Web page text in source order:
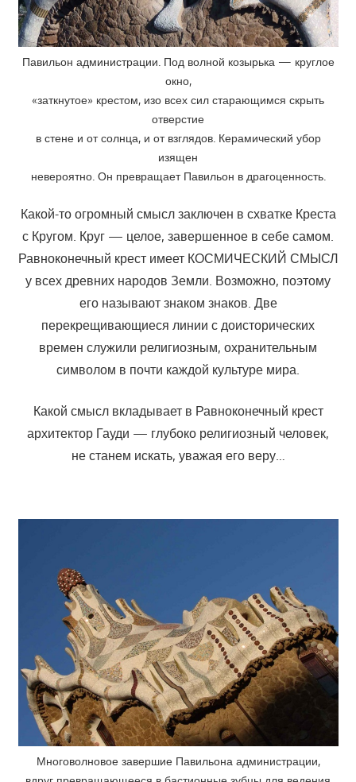
Павильон администрации. Под волной козырька — круглое
окно,
«заткнутое» крестом, изо всех сил старающимся скрыть
отверстие
в стене и от солнца, и от взглядов. Керамический убор
изящен
невероятно. Он превращает Павильон в драгоценность.
Какой-то огромный смысл заключен в схватке Креста
с Кругом. Круг — целое, завершенное в себе самом.
Равноконечный крест имеет КОСМИЧЕСКИЙ СМЫСЛ
у всех древних народов Земли. Возможно, поэтому
его называют знаком знаков. Две
перекрещивающиеся линии с доисторических
времен служили религиозным, охранительным
символом в почти каждой культуре мира.
Какой смысл вкладывает в Равноконечный крест
архитектор Гауди — глубоко религиозный человек,
не станем искать, уважая его веру…
Многоволновое завершие Павильона администрации,